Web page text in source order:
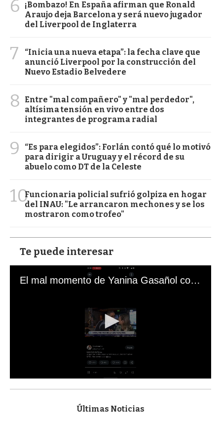
6
¡Bombazo! En España afirman que Ronald
Araujo deja Barcelona y será nuevo jugador
del Liverpool de Inglaterra
7
“Inicia una nueva etapa”: la fecha clave que
anunció Liverpool por la construcción del
Nuevo Estadio Belvedere
8
Entre "mal compañero" y "mal perdedor",
altísima tensión en vivo entre dos
integrantes de programa radial
9
“Es para elegidos”: Forlán contó qué lo motivó
para dirigir a Uruguay y el récord de su
abuelo como DT de la Celeste
10Funcionaria policial sufrió golpiza en hogar
del INAU: "Le arrancaron mechones y se los
mostraron como trofeo"
Te puede interesar
El mal momento de Yanina Gasañol con un hincha argentino en "Subrayado"
s
Últimas Noticias